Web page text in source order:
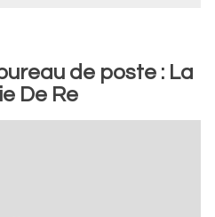
de poste : La
De Re